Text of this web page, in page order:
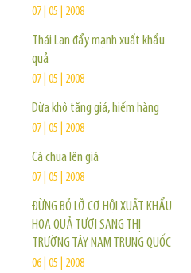
07 | 05 | 2008
Thái Lan đẩy mạnh xuất khẩu
quả
07 | 05 | 2008
Dừa khô tăng giá, hiếm hàng
07 | 05 | 2008
Cà chua lên giá
07 | 05 | 2008
ĐỪNG BỎ LỠ CƠ HỘI XUẤT KHẨU
HOA QUẢ TƯƠI SANG THỊ
TRƯỜNG TÂY NAM TRUNG QUỐC
06 | 05 | 2008